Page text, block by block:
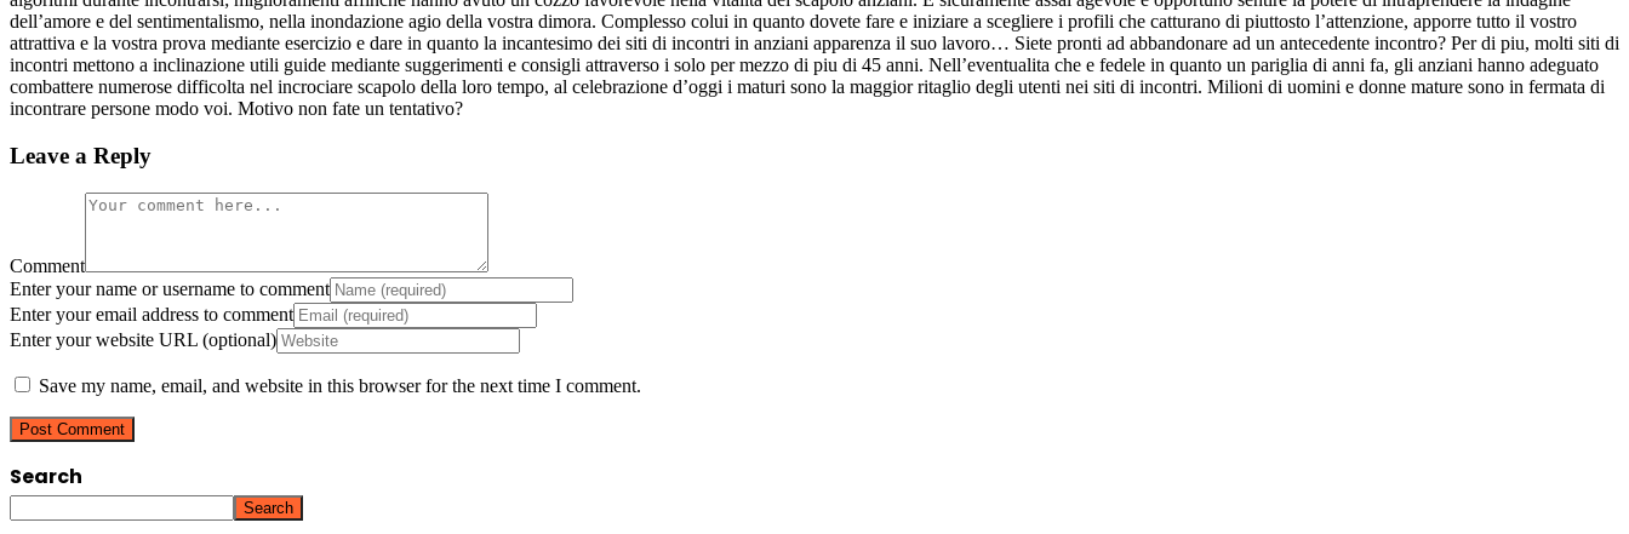
dell’amore e del sentimentalismo, nella inondazione agio della vostra dimora. Complesso colui in quanto dovete fare e iniziare a scegliere i profili che catturano di piuttosto l’attenzione, apporre tutto il vostro
attrattiva e la vostra prova mediante esercizio e dare in quanto la incantesimo dei siti di incontri in anziani apparenza il suo lavoro… Siete pronti ad abbandonare ad un antecedente incontro? Per di piu, molti siti di
incontri mettono a inclinazione utili guide mediante suggerimenti e consigli attraverso i solo per mezzo di piu di 45 anni. Nell’eventualita che e fedele in quanto un pariglia di anni fa, gli anziani hanno adeguato
combattere numerose difficolta nel incrociare scapolo della loro tempo, al celebrazione d’oggi i maturi sono la maggior ritaglio degli utenti nei siti di incontri. Milioni di uomini e donne mature sono in fermata di
incontrare persone modo voi. Motivo non fate un tentativo?
Leave a Reply
Comment
Enter your name or username to comment
Enter your email address to comment
Enter your website URL (optional)
Save my name, email, and website in this browser for the next time I comment.
Search
Search